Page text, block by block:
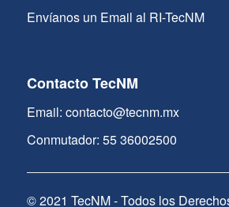
Envíanos un Email al RI-TecNM
Contacto TecNM
Email: contacto@tecnm.mx
Conmutador: 55 36002500
© 2021 TecNM - Todos los